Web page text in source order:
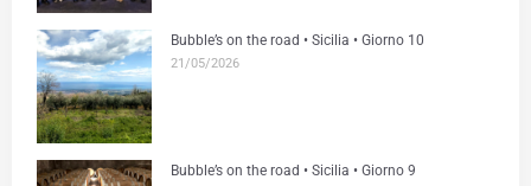
Bubble’s on the road • Sicilia • Giorno 10
21/05/2026
Bubble’s on the road • Sicilia • Giorno 9